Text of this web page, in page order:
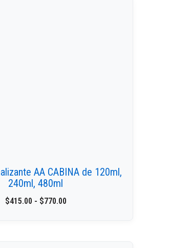
AA CABINA de 120ml,
240ml, 480ml
$415.00 - $770.00